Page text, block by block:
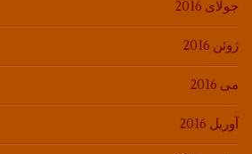
جولای 2016
ژوئن 2016
می 2016
آوریل 2016